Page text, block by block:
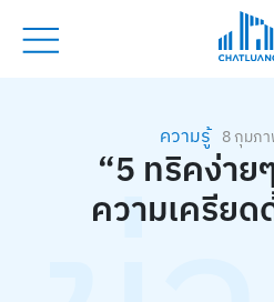
ความรู้ 8 กุมภ
“5 ทริคง่าย
ความเครียด